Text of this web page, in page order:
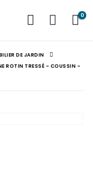
0
DE JARDIN
ROTIN TRESSÉ – COUSSIN –